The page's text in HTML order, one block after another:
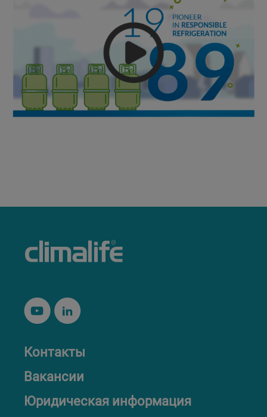
Контакты
Вакансии
Юридическая информация